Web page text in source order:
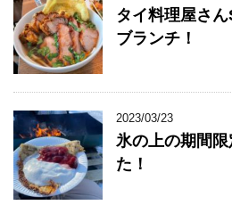
タイ料理屋さ
ブランチ！
2023/03/23
氷の上の期間
た！